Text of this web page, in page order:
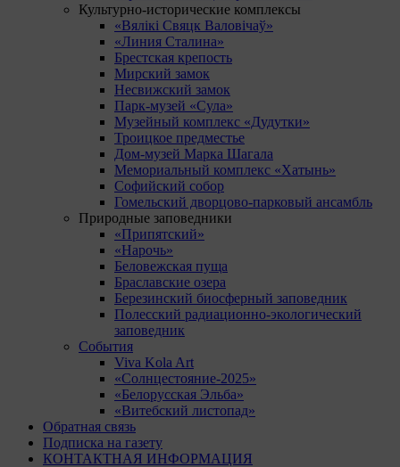
Культурно-исторические комплексы
«Вялікі Свяцк Валовічаў»
«Линия Сталина»
Брестская крепость
Мирский замок
Несвижский замок
Парк-музей «Сула»
Музейный комплекс «Дудутки»
Троицкое предместье
Дом-музей Марка Шагала
Мемориальный комплекс «Хатынь»
Софийский собор
Гомельский дворцово-парковый ансамбль
Природные заповедники
«Припятский»
«Нарочь»
Беловежская пуща
Браславские озера
Березинский биосферный заповедник
Полесский радиационно-экологический
заповедник
События
Viva Kola Art
«Солнцестояние-2025»
«Белорусская Эльба»
«Витебский листопад»
Обратная связь
Подписка на газету
КОНТАКТНАЯ ИНФОРМАЦИЯ